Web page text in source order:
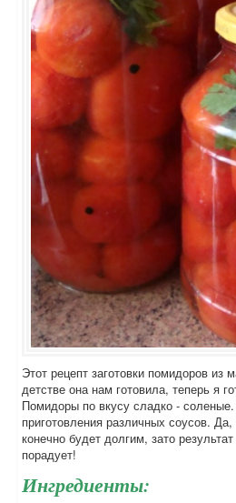
Этот рецепт заготовки помидоров из
детстве она нам готовила, теперь я
Помидоры по вкусу сладко -
приготовления различных соусов. Да,
конечно будет долгим, зато
порадует!
Ингредиенты: